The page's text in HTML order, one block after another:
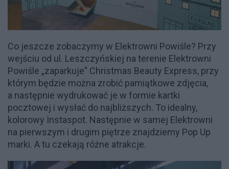
Co jeszcze zobaczymy w Elektrowni Powiśle? Przy
wejściu od ul. Leszczyńskiej na terenie Elektrowni
Powiśle „zaparkuje” Christmas Beauty Express, przy
którym będzie można zrobić pamiątkowe zdjęcia,
a następnie wydrukować je w formie kartki
pocztowej i wysłać do najbliższych. To idealny,
kolorowy Instaspot. Następnie w samej Elektrowni
na pierwszym i drugim piętrze znajdziemy Pop Up
marki. A tu czekają różne atrakcje.